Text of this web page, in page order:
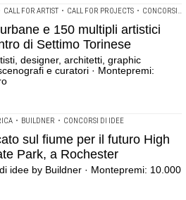
CALL FOR ARTIST • CALL FOR PROJECTS • CONCORSI DI IDEE
e 150 multipli artistici
di Settimo Torinese
designer, architetti, graphic
e curatori · Montepremi:
• BUILDNER • CONCORSI DI IDEE
sul fiume per il futuro High
Park, a Rochester
idee by Buildner · Montepremi: 10.000